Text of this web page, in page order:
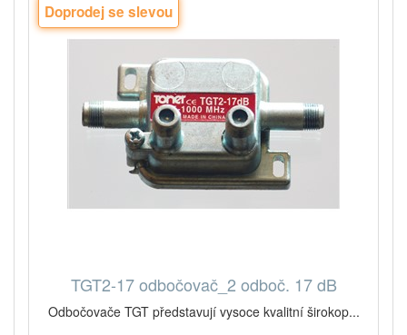
Doprodej se slevou
TGT2-17 odbočovač_2 odboč. 17 dB
Odbočovače TGT představují vysoce kvalitní širokop...